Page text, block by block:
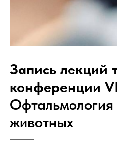
Запись лекций
конференции
Офтальмология
животных